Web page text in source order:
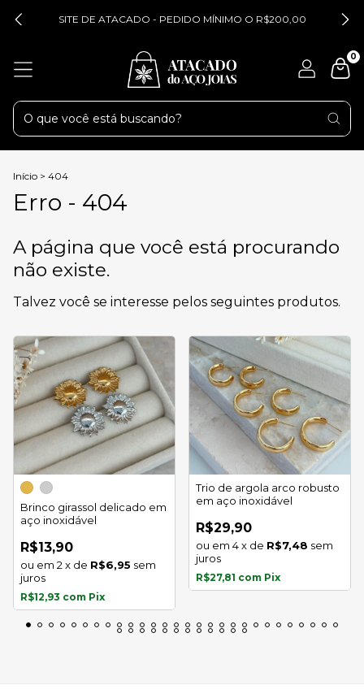
SITE DE ATACADO - PEDIDO MÍNIMO O R$200,00
0
Início > 404
Erro - 404
A página que você está procurando
não existe.
Talvez você se interesse pelos seguintes produtos.
Brinco girassol delicado em
aço inoxidável
R$13,90
2 x de R$6,95 sem
juros
R$12,93 com Pix
Trio de argola arco robusto
em aço inoxidável
R$29,90
4x de R$7,48 sem
juros
R$27,81 com Pix